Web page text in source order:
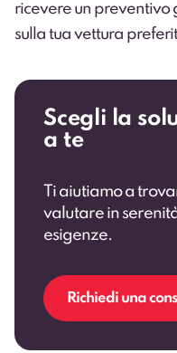
ricevere un preventivo
sulla tua vettura
Scegli la
a te
Ti aiutiamo a
valutare in
esigenze.
Richiedi una